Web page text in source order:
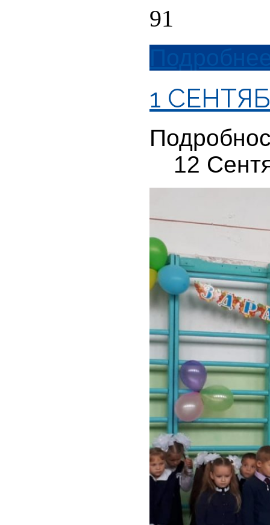
91
1
12